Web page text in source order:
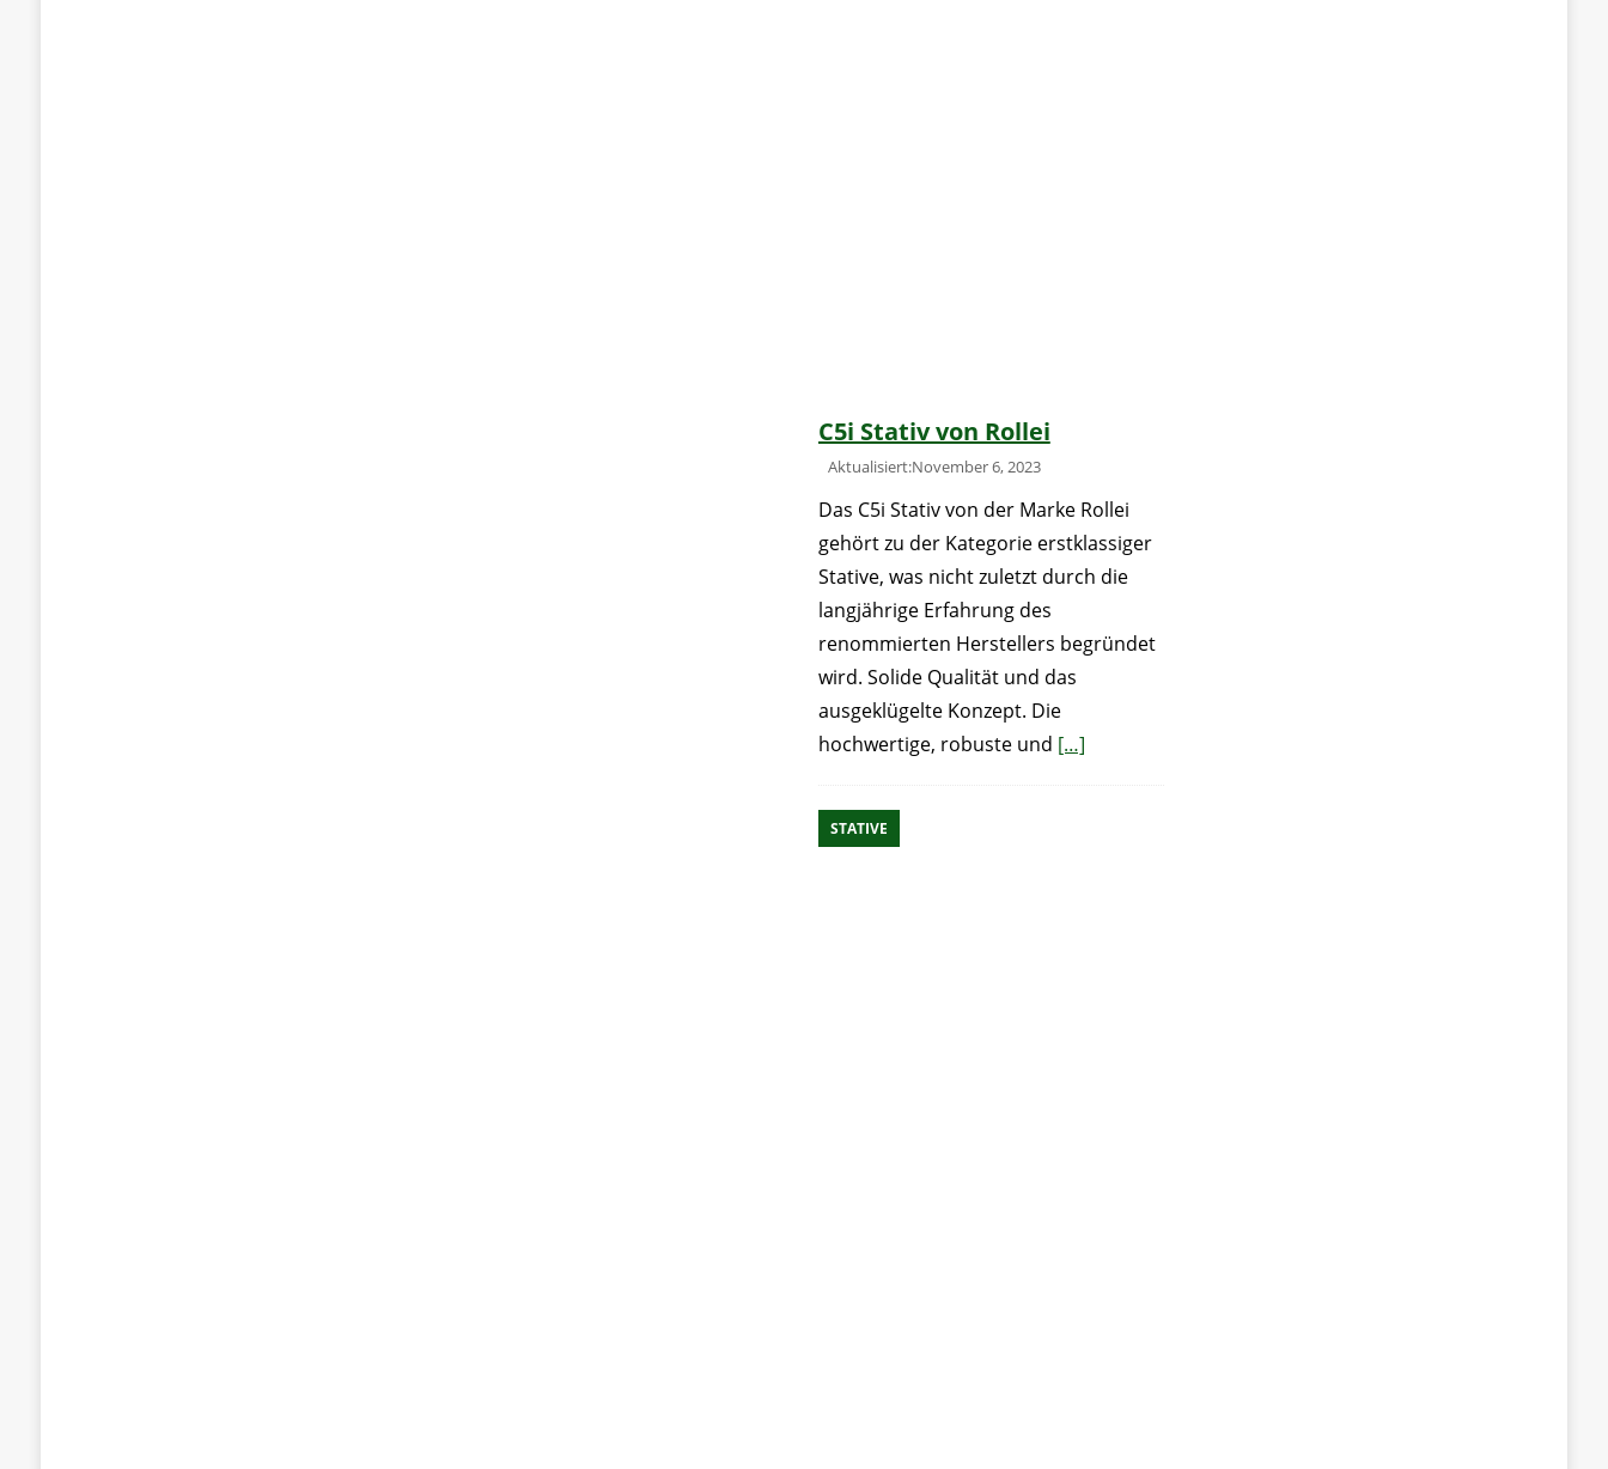
C5i Stativ von Rollei
Aktualisiert:November 6, 2023
Das C5i Stativ von der Marke Rollei
gehört zu der Kategorie erstklassiger
Stative, was nicht zuletzt durch die
langjährige Erfahrung des
renommierten Herstellers begründet
wird. Solide Qualität und das
ausgeklügelte Konzept. Die
hochwertige, robuste und […]
STATIVE